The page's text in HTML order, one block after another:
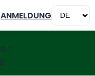
ANMELDUNG